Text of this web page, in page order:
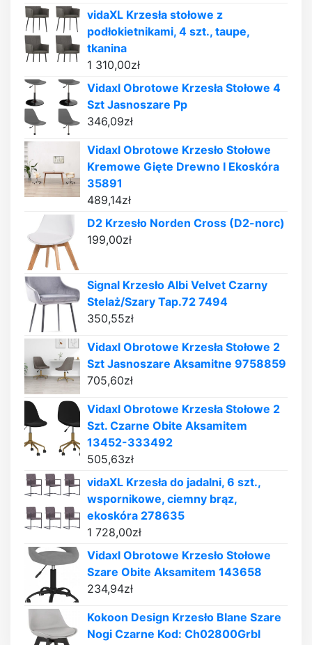
vidaXL Krzesła stołowe z
podłokietnikami, 4 szt., taupe,
tkanina
1 310,00zł
Vidaxl Obrotowe Krzesła Stołowe 4
Szt Jasnoszare Pp
346,09zł
Vidaxl Obrotowe Krzesło Stołowe
Kremowe Gięte Drewno I Ekoskóra
35891
489,14zł
D2 Krzesło Norden Cross (D2-norc)
199,00zł
Signal Krzesło Albi Velvet Czarny
Stelaż/Szary Tap.72 7494
350,55zł
Vidaxl Obrotowe Krzesła Stołowe 2
Szt Jasnoszare Aksamitne 9758859
705,60zł
Vidaxl Obrotowe Krzesła Stołowe 2
Szt. Czarne Obite Aksamitem
13452-333492
505,63zł
vidaXL Krzesła do jadalni, 6 szt.,
wspornikowe, ciemny brąz,
ekoskóra 278635
1 728,00zł
Vidaxl Obrotowe Krzesło Stołowe
Szare Obite Aksamitem 143658
234,94zł
Kokoon Design Krzesło Blane Szare
Nogi Czarne Kod: Ch02800Grbl